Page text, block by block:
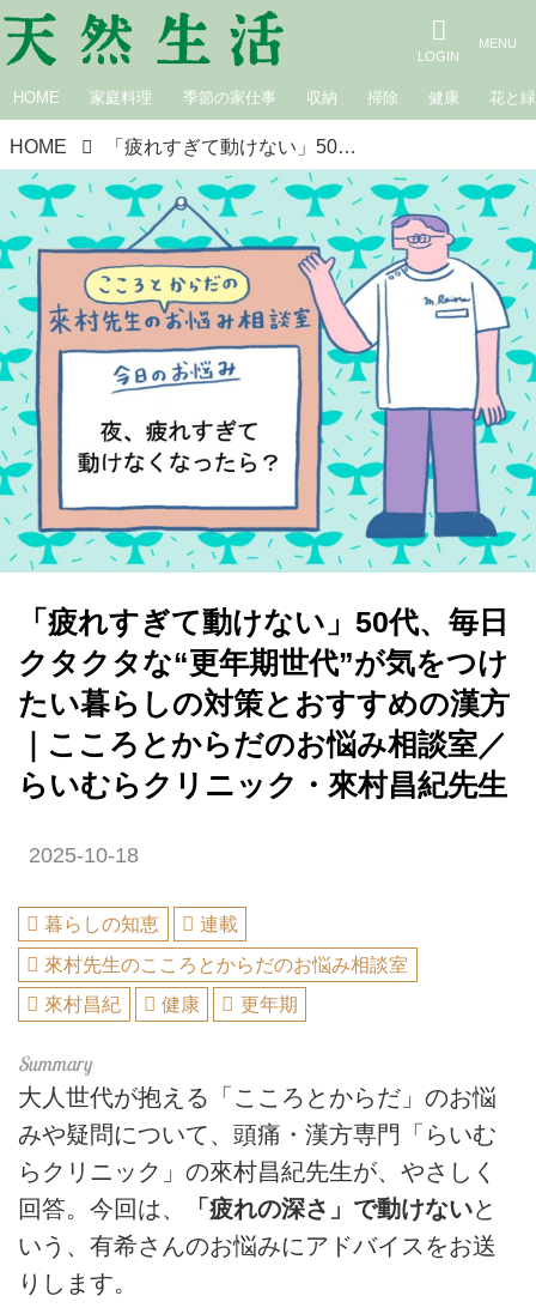
HOME 家庭料理 季節の家仕事 収納 掃除 健康 花と緑
HOME 「疲れすぎて動けない」50代、毎日クタクタな“更年期世代”が気をつけたい暮らしの対策とおすすめの漢方｜こころとからだのお悩み相談室／らいむらクリニック・來村昌紀先生
「疲れすぎて動けない」50代、毎日
クタクタな“更年期世代”が気をつけ
たい暮らしの対策とおすすめの漢方
｜こころとからだのお悩み相談室／
らいむらクリニック・來村昌紀先生
2025-10-18
暮らしの知恵
連載
來村先生のこころとからだのお悩み相談室
來村昌紀
健康 更年期
大人世代が抱える「こころとからだ」のお悩
みや疑問について、頭痛・漢方専門「らいむ
らクリニック」の來村昌紀先生が、やさしく
回答。今回は、
「疲れの深さ」で動けないと
いう、有希さんのお悩みにアドバイスをお送
りします。